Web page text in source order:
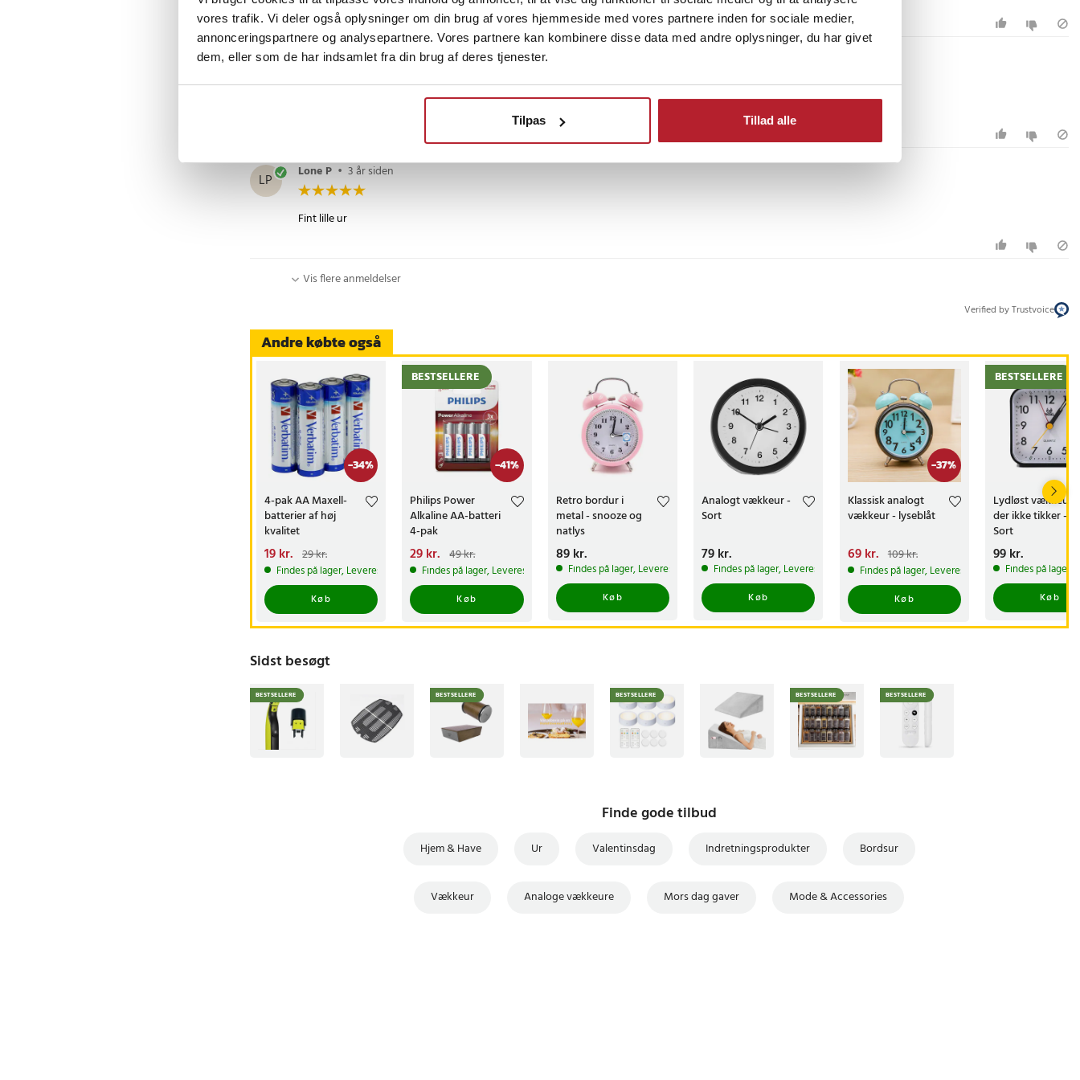
vores trafik. Vi deler også oplysninger om din brug af vores hjemmeside med vores partnere inden for sociale medier,
annonceringspartnere og analysepartnere. Vores partnere kan kombinere disse data med andre oplysninger, du har givet
dem, eller som de har indsamlet fra din brug af deres tjenester.
Tilpas Tillad alle
Mikkel R•3 år siden
LP Lone P • 3 år siden
Fint lille ur
Vis flere anmeldelser
Verified by Trustvoice
Andre købte også
-34%
4-pak AA Maxell-
batterier af høj
kvalitet
Nuværende pris
19 kr.Tidligere pris:
29 kr.
19 kr. 29 kr.
Findes på lager, Leveres i løbet af 1-2 hverdage
Køb
-41%
BESTSELLERE
Philips Power
Alkaline AA-batteri
4-pak
Nuværende pris
29 kr.Tidligere pris:
49 kr.
29 kr. 49 kr.
Findes på lager, Leveres i løbet af 1-2 hverdage
Køb
Retro bordur i
metal - snooze og
natlys
Pris:89 kr.
89 kr.
Findes på lager, Leveres i løbet af 1-2 hverdage
Køb
Analogt vækkeur -
Sort
Pris:79 kr.
79 kr.
Findes på lager, Leveres i løbet af 1-2 hverdage
Køb
-37%
Klassisk analogt
vækkeur - lyseblåt
Nuværende pris
69 kr.Tidligere pris:
109 kr.
69 kr. 109 kr.
Findes på lager, Leveres i løbet af 1-2 hverdage
Køb
BESTSELLERE
Lydløst vækkeur,
der ikke tikker -
Sort
Pris:99 kr.
99 kr.
Findes på lager,
Køb
Sidst besøgt
BESTSELLERE BESTSELLERE BESTSELLERE BESTSELLERE BESTSELLERE
Finde gode tilbud
Hjem & Have Ur Valentinsdag Indretningsprodukter Bordsur
Vækkeur Analoge vækkeure Mors dag gaver Mode & Accessories